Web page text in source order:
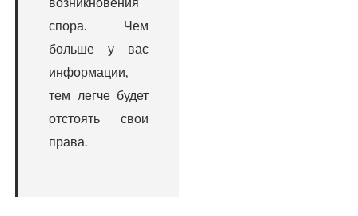
спора. Чем
больше у вас
информации,
тем легче будет
отстоять свои
права.